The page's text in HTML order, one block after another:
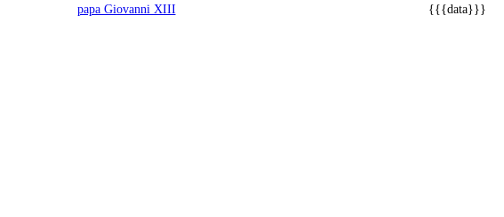
papa Giovanni XIII
{{{data}}}